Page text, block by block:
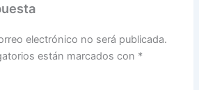
electrónico no será publicada.
están marcados con *